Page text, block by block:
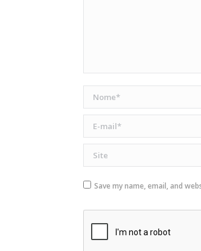
Nome *
E-mail *
Site
Save my name, email, and